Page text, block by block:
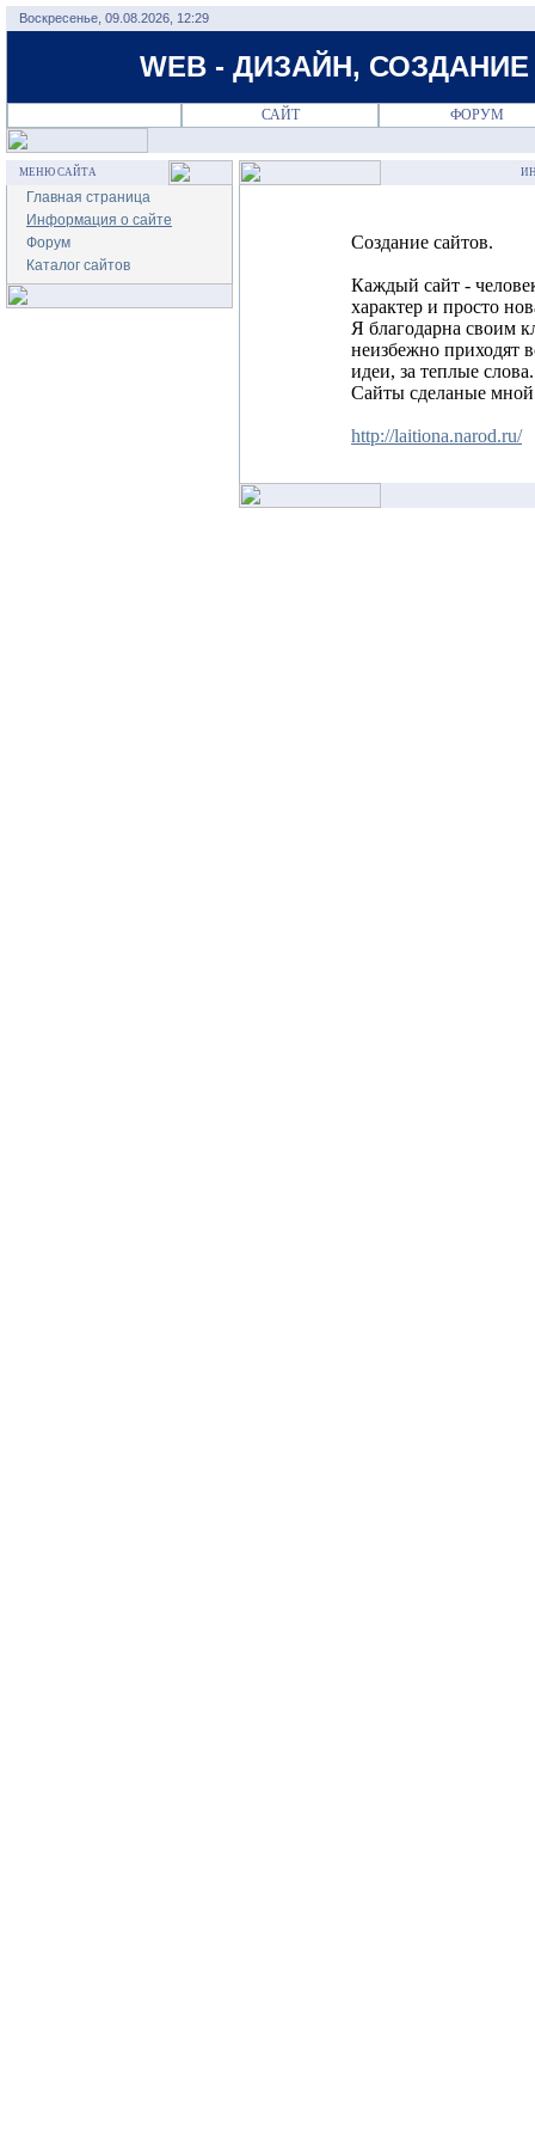
Воскресенье, 09.08.2026, 12:29
WEB - ДИЗАЙН,
САЙТ ФОРУМ
МЕНЮ САЙТА
Главная страница
Информация о сайте
Форум
Каталог сайтов
Создание сайтов.
Каждый сайт -
характер и просто
Я благодарна своим
неизбежно приходят
идеи, за теплые слова.
Сайты сделаные
http://laitiona.narod.ru/